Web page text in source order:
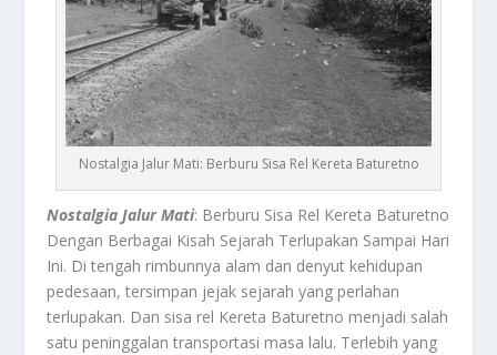
Nostalgia Jalur Mati: Berburu Sisa Rel Kereta Baturetno
Nostalgia Jalur Mati: Berburu Sisa Rel Kereta Baturetno
Dengan Berbagai Kisah Sejarah Terlupakan Sampai Hari
Ini. Di tengah rimbunnya alam dan denyut kehidupan
pedesaan, tersimpan jejak sejarah yang perlahan
terlupakan. Dan sisa rel Kereta Baturetno menjadi salah
satu peninggalan transportasi masa lalu. Terlebih yang